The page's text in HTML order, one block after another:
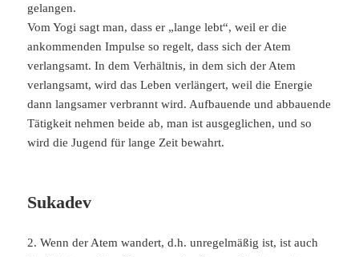
gelangen.
Vom Yogi sagt man, dass er „lange lebt“, weil er die
ankommenden Impulse so regelt, dass sich der Atem
verlangsamt. In dem Verhältnis, in dem sich der Atem
verlangsamt, wird das Leben verlängert, weil die Energie
dann langsamer verbrannt wird. Aufbauende und abbauende
Tätigkeit nehmen beide ab, man ist ausgeglichen, und so
wird die Jugend für lange Zeit bewahrt.
Sukadev
2. Wenn der Atem wandert, d.h. unregelmäßig ist, ist auch